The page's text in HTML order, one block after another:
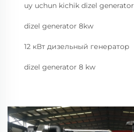
uy uchun kichik dizel generator
dizel generator 8kw
12 кВт дизельный генератор
dizel generator 8 kw